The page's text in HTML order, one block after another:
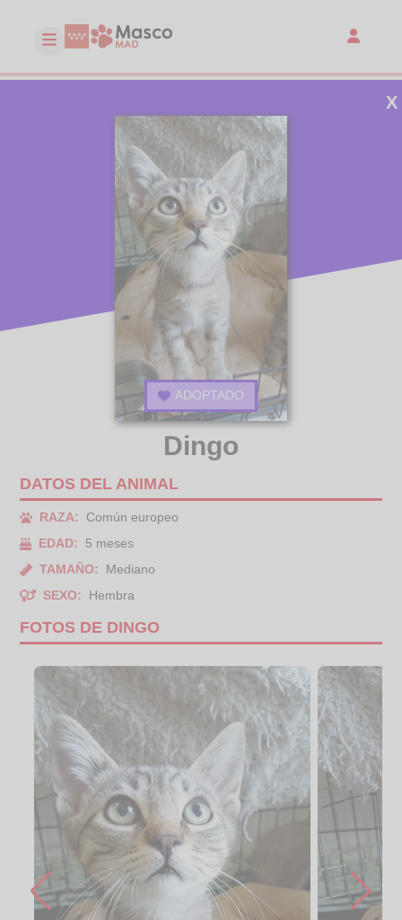
ADOPTADO
X
Dingo
DATOS DEL ANIMAL
RAZA:
Común europeo
EDAD:
5 meses
TAMAÑO:
Mediano
SEXO:
Hembra
FOTOS DE DINGO